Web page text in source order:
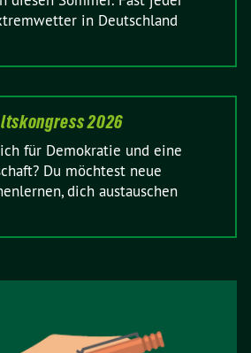
in Deutschland
2026
für Demokratie und eine
Du möchtest neue
dich austauschen